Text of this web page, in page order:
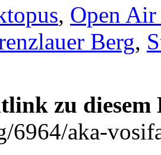
, Open
Berg,
zu
6964/aka-